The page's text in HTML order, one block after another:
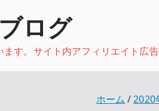
ログ
す。サイト内アフィリエイト広
ホーム 2020